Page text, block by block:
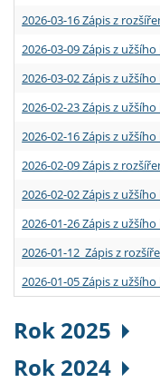
2026-03-16 Zápis z
2026-03-09 Zápis z
2026-03-02 Zápis z
2026-02-23 Zápis z
2026-02-16 Zápis z
2026-02-09 Zápis z
2026-02-02 Zápis z
2026-01-26 Zápis z
2026-01-12 Zápis z
2026-01-05 Zápis z
Rok 2025
Rok 2024